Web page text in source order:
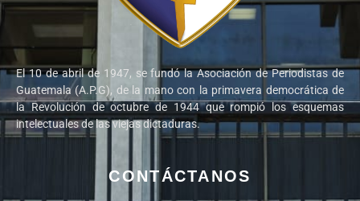
El 10 de abril de 1947, se fundó la Asociación de Periodistas de
Guatemala (A.P.G), de la mano con la primavera democrática de
la Revolución de octubre de 1944 que rompió los esquemas
intelectuales de las viejas dictaduras.
CONTÁCTANOS